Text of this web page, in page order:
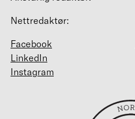
Nettredaktør:
Facebook
LinkedIn
Instagram